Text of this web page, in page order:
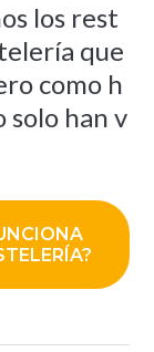
los rest
que
como h
solo han v